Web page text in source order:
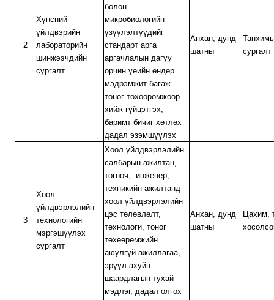
2
Хүнсний
үйлдвэрийн
лабораторийн
шинжээчдийн
сургалт
болон
микробиологийн
үзүүлэлтүүдийг
стандарт арга
аргачлалын дагуу
орчин үеийн өндөр
мэдрэмжит багаж
тоног төхөөрөмжөөр
хийж гүйцэтгэх,
баримт бичиг хөтлөх
дадал эзэмшүүлэх
Анхан, дунд
шатны
сургалт
3
Хоол
үйлдвэрлэлийн
технологийн
мэргэшүүлэх
сургалт
Хоол үйлдвэрлэлийн
салбарын ажилтан,
тогооч, инженер,
техникийн ажилтанд
хоол үйлдвэрлэлийн
цэс төлөвлөлт,
технологи, тоног
төхөөрөмжийн
аюулгүй ажиллагаа,
эрүүл ахуйн
шаардлагын тухай
мэдлэг, дадал олгох
Анхан, дунд
шатны
Цахим,